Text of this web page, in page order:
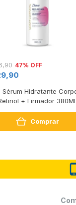
47% OFF
Sérum Hidratante
+ Firmador 380Ml
Comprar